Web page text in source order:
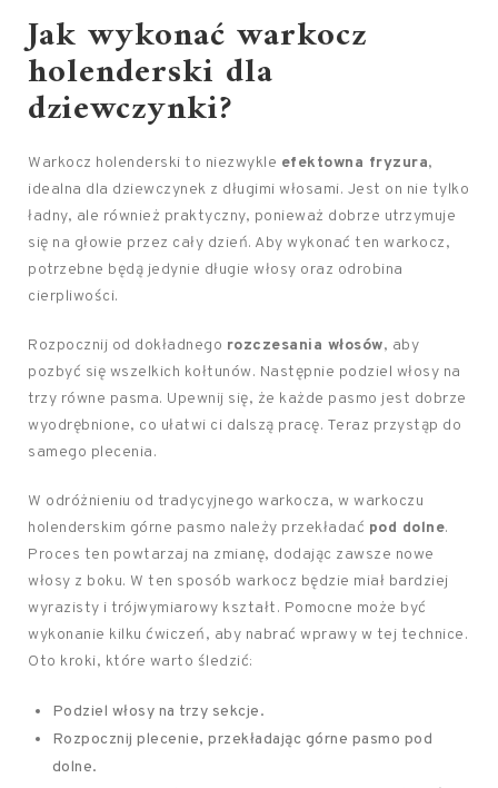
Jak wykonać warkocz
holenderski dla
dziewczynki?
Warkocz holenderski to niezwykle efektowna fryzura,
idealna dla dziewczynek z długimi włosami. Jest on nie tylko
ładny, ale również praktyczny, ponieważ dobrze utrzymuje
się na głowie przez cały dzień. Aby wykonać ten warkocz,
potrzebne będą jedynie długie włosy oraz odrobina
cierpliwości.
Rozpocznij od dokładnego rozczesania włosów, aby
pozbyć się wszelkich kołtunów. Następnie podziel włosy na
trzy równe pasma. Upewnij się, że każde pasmo jest dobrze
wyodrębnione, co ułatwi ci dalszą pracę. Teraz przystąp do
samego plecenia.
W odróżnieniu od tradycyjnego warkocza, w warkoczu
holenderskim górne pasmo należy przekładać pod dolne.
Proces ten powtarzaj na zmianę, dodając zawsze nowe
włosy z boku. W ten sposób warkocz będzie miał bardziej
wyrazisty i trójwymiarowy kształt. Pomocne może być
wykonanie kilku ćwiczeń, aby nabrać wprawy w tej technice.
Oto kroki, które warto śledzić:
Podziel włosy na trzy sekcje.
Rozpocznij plecenie, przekładając górne pasmo pod
dolne.